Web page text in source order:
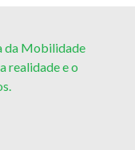
da Mobilidade
realidade e o